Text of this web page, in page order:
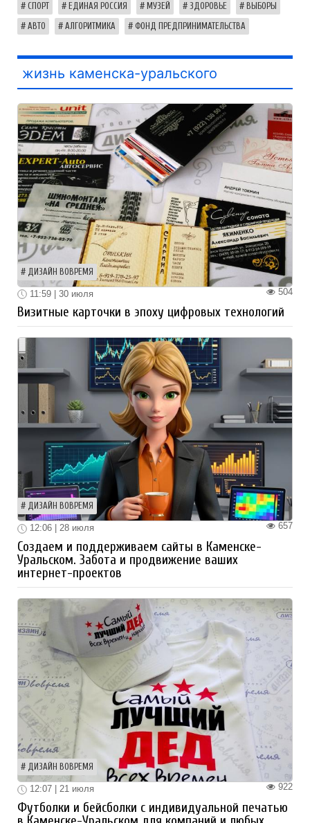
СПОРТ ЕДИНАЯ РОССИЯ МУЗЕЙ ЗДОРОВЬЕ ВЫБОРЫ
АВТО АЛГОРИТМИКА ФОНД ПРЕДПРИНИМАТЕЛЬСТВА
жизнь каменска-уральского
ДИЗАЙН ВОВРЕМЯ
504
11:59 | 30 июля
Визитные карточки в эпоху цифровых технологий
ДИЗАЙН ВОВРЕМЯ
657
12:06 | 28 июля
Создаем и поддерживаем сайты в Каменске-
Уральском. Забота и продвижение ваших
интернет-проектов
ДИЗАЙН ВОВРЕМЯ
922
12:07 | 21 июля
Футболки и бейсболки с индивидуальной печатью